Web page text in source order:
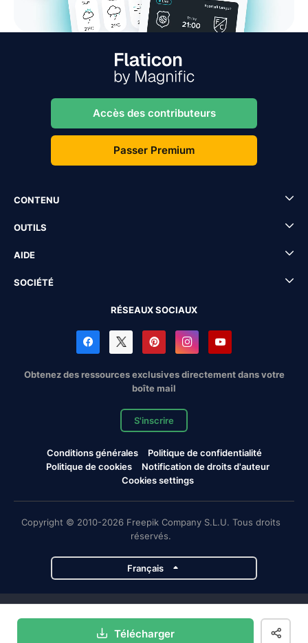
Télécharger
Accès des contributeurs
Passer Premium
CONTENU
OUTILS
AIDE
SOCIÉTÉ
RÉSEAUX SOCIAUX
Obtenez des ressources exclusives directement dans votre
boîte mail
S'inscrire
Conditions générales
Politique de confidentialité
Politique de cookies
Notification de droits d'auteur
Cookies settings
Copyright © 2010-2026 Freepik Company S.L.U. Tous droits
réservés.
Français